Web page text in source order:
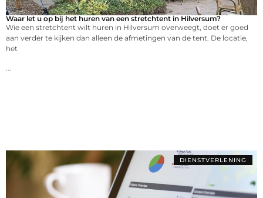
Waar let u op bij het huren van een stretchtent in Hilversum?
Wie een stretchtent wilt huren in Hilversum overweegt, doet er goed
aan verder te kijken dan alleen de afmetingen van de tent. De locatie,
het
DIENSTVERLENING